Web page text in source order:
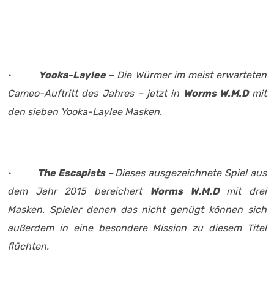
· Yooka-Laylee –Die Würmer im meist erwarteten
Cameo-Auftritt des Jahres – jetzt in Worms W.M.Dmit
den sieben Yooka-Laylee Masken.
· The Escapists –Dieses ausgezeichnete Spiel aus
dem Jahr 2015 bereichert
Worms W.M.Dmit drei
Masken. Spieler denen das nicht genügt können sich
außerdem in eine besondere Mission zu diesem Titel
flüchten.